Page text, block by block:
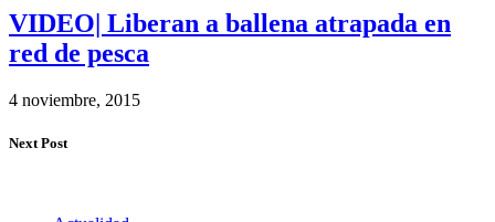
VIDEO| Liberan a ballena atrapada en
red de pesca
4 noviembre, 2015
Next Post